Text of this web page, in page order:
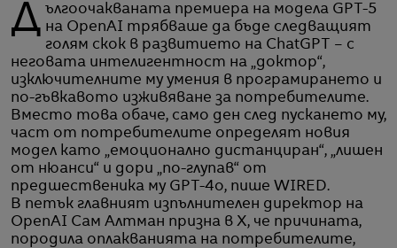
Дългоочакваната премиера на модела GPT-5 на OpenAI трябваше да бъде следващият
голям скок в развитието на ChatGPT – с
неговата интелигентност на „доктор“,
изключителните му умения в програмирането и
по-гъвкавото изживяване за потребителите.
Вместо това обаче, само ден след пускането му,
част от потребителите определят новия
модел като „емоционално дистанциран“, „лишен
от нюанси“ и дори „по-глупав“ от
предшественика му GPT-4o, пише WIRED.
В петък главният изпълнителен директор на
OpenAI Сам Алтман призна в X, че причината,
породила оплакванията на потребителите,